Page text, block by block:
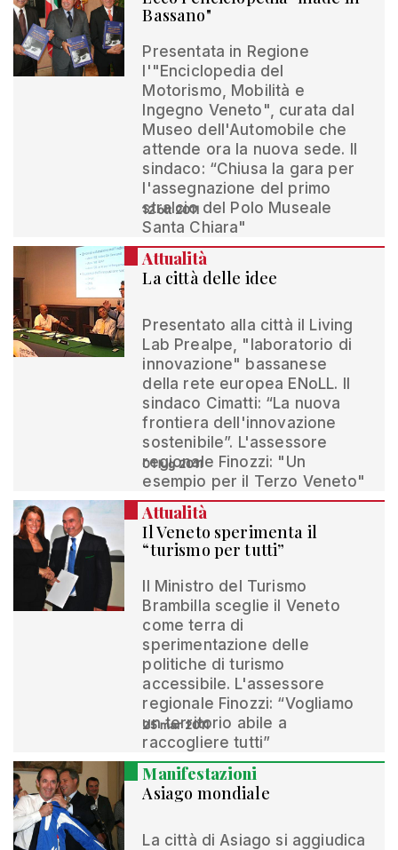
Bassano"
Presentata in Regione
l'"Enciclopedia del
Motorismo, Mobilità e
Ingegno Veneto", curata dal
Museo dell'Automobile che
attende ora la nuova sede. Il
sindaco: “Chiusa la gara per
l'assegnazione del primo
stralcio del Polo Museale
Santa Chiara"
12 ott 2011
Attualità
La città delle idee
Presentato alla città il Living
Lab Prealpe, "laboratorio di
innovazione" bassanese
della rete europea ENoLL. Il
sindaco Cimatti: “La nuova
frontiera dell'innovazione
sostenibile”. L'assessore
regionale Finozzi: "Un
esempio per il Terzo Veneto"
01 lug 2011
Attualità
Il Veneto sperimenta il
“turismo per tutti”
Il Ministro del Turismo
Brambilla sceglie il Veneto
come terra di
sperimentazione delle
politiche di turismo
accessibile. L'assessore
regionale Finozzi: “Vogliamo
un territorio abile a
raccogliere tutti”
25 mar 2011
Manifestazioni
Asiago mondiale
La città di Asiago si aggiudica